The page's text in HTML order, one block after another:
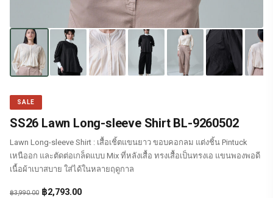
SALE
SS26 Lawn Long-sleeve Shirt BL-9260502
Lawn Long-sleeve Shirt : เสื้อเชิ้ตแขนยาว ขอบคอกลม แต่งชิ้น Pintuck
เหนืออก และตัดต่อเกล็ดแบบ Mix ที่หลังเสื้อ ทรงเสื้อเป็นทรงเอ แขนพองพอดี
เนื้อผ้าเบาสบาย ใส่ได้ในหลายฤดูกาล
฿3,990.00 Original
฿2,793.00Current